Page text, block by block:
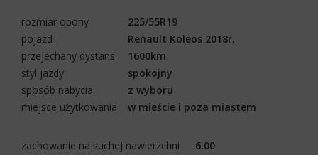
rozmiar opony
225/55R19
pojazd
Renault Koleos 2018r.
przejechany dystans
1600km
styl jazdy
spokojny
sposób nabycia
z wyboru
miejsce użytkowania
w mieście i poza miastem
zachowanie na suchej nawierzchni
6.00